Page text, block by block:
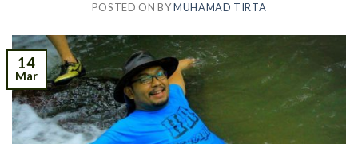
POSTED ONBYMUHAMAD TIRTA
14
Mar